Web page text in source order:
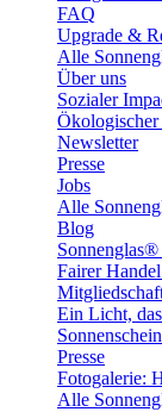
FAQ
Upgrade &
Alle
Über uns
Sozialer
Newsletter
Presse
Jobs
Alle
Blog
Fairer
Ein Licht,
Presse
Fotogalerie:
Alle